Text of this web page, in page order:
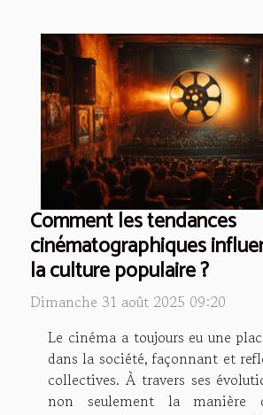
Comment les tendances
cinématographiques
la culture populaire ?
Dimanche 31 août 2025 09:20
Le cinéma a toujours eu une
dans la société, façonnant et
collectives. À travers ses
non seulement la manière